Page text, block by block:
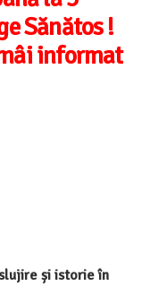
Sănătos !
informat
și istorie în